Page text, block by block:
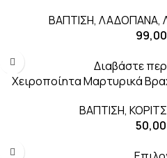
ΒΑΠΤΙΣΗ, ΛΑΔΟΠΑΝΑ,
99,00
Διαβάστε
Χειροποίητα Μαρτυρικά
ΒΑΠΤΙΣΗ,
50,00
-47%